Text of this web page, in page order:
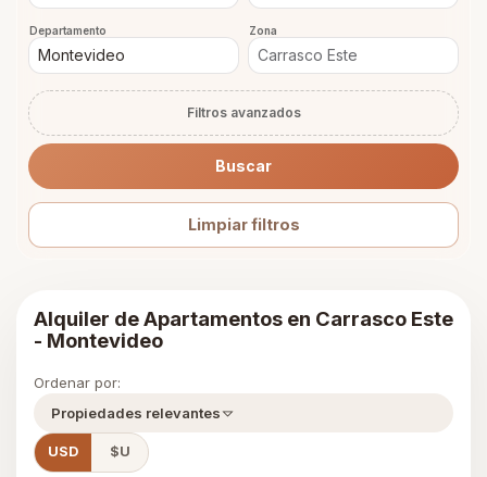
Departamento Zona
Filtros avanzados
Buscar
Limpiar filtros
Alquiler de Apartamentos en Carrasco Este
- Montevideo
Ordenar por:
Propiedades relevantes
USD $U